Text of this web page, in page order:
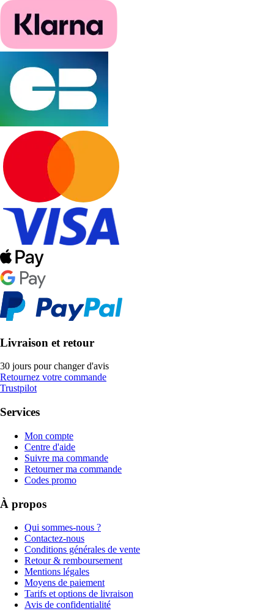
Livraison et retour
30 jours pour changer d'avis
Retournez votre commande
Trustpilot
Services
Mon compte
Centre d'aide
Suivre ma commande
Retourner ma commande
Codes promo
À propos
Qui sommes-nous ?
Contactez-nous
Conditions générales de vente
Retour & remboursement
Mentions légales
Moyens de paiement
Tarifs et options de livraison
Avis de confidentialité